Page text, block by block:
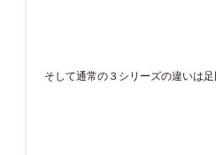
そして通常の３シリーズの違いは足